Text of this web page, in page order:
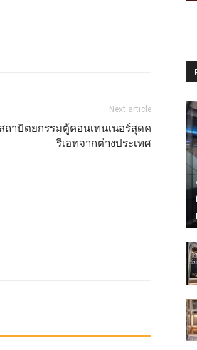
Next article
ถาปัตยกรรมตู้คอนเทนเนอร์สุดค
รีเอทจากต่างประเทศ